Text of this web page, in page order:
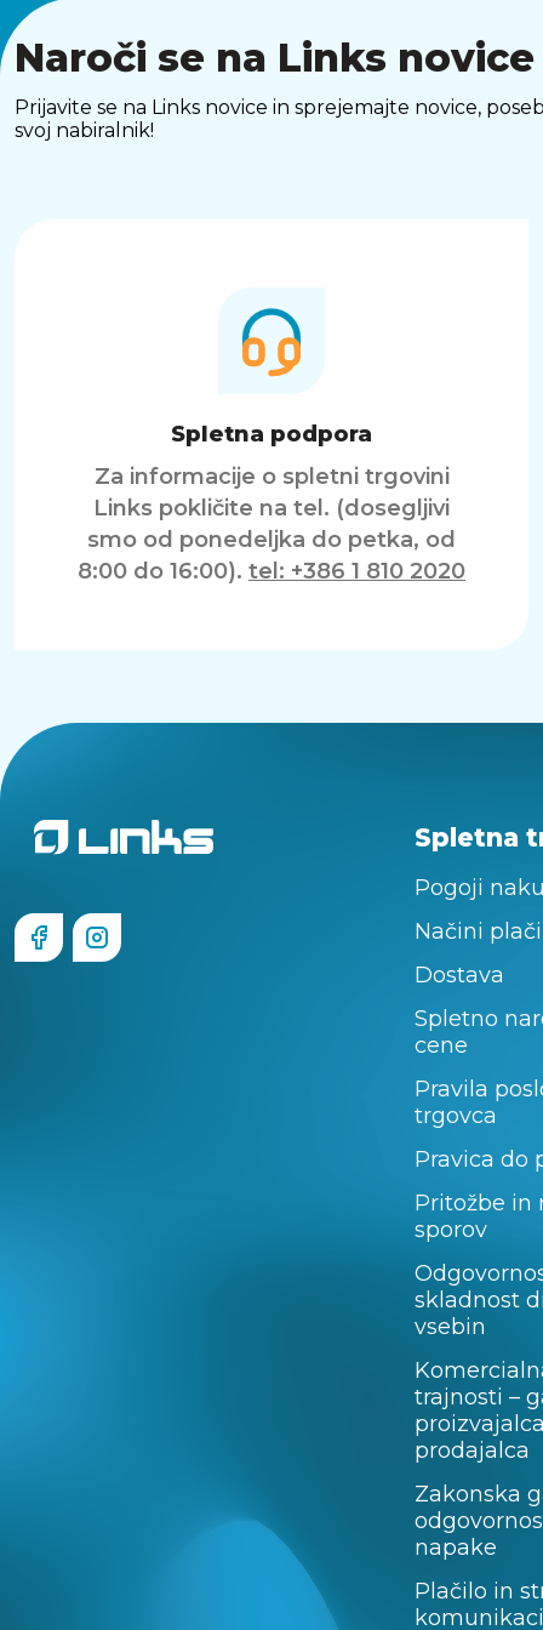
Naroči se na Links novice
Prijavite se na Links novice in sprejemajte novice,
svoj nabiralnik!
Spletna podpora
Za informacije o spletni trgovini
Links pokličite na tel. (dosegljivi
smo od ponedeljka do petka, od
8:00 do 16:00). tel: +386 1 810 2020
Spletna
Pogoji
Načini
Dostava
Spletno
cene
Pravila
trgovca
Pravica do
Pritožbe in
sporov
skladnost
vsebin
trajnosti –
prodajalca
Zakonska
napake
Plačilo in